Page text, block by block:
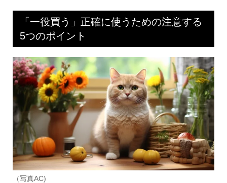
「一役買う」正確に使うための注意する
5つのポイント
（写真AC)